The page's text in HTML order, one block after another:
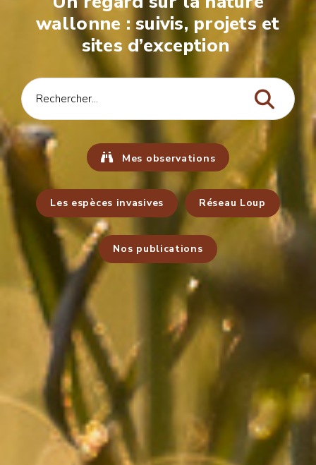
wallonne : suivis, projets et
sites d’exception
Mes observations
Les espèces invasives Réseau Loup
Nos publications